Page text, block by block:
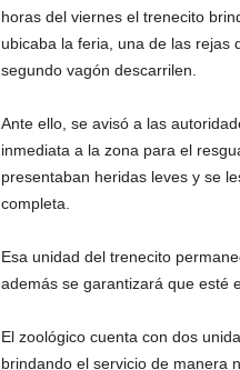
horas del viernes el trenecito
ubicaba la feria, una de las rejas
segundo vagón descarrilen.
Ante ello, se avisó a las
inmediata a la zona para el
presentaban heridas leves y se
completa.
Esa unidad del trenecito
además se garantizará que esté
El zoológico cuenta con dos
brindando el servicio de manera